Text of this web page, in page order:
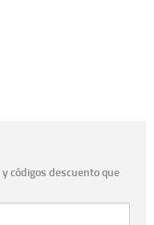
códigos descuento que